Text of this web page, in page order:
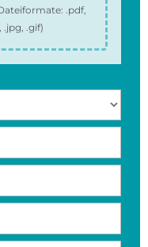
.pdf,
.jpg, .gif)